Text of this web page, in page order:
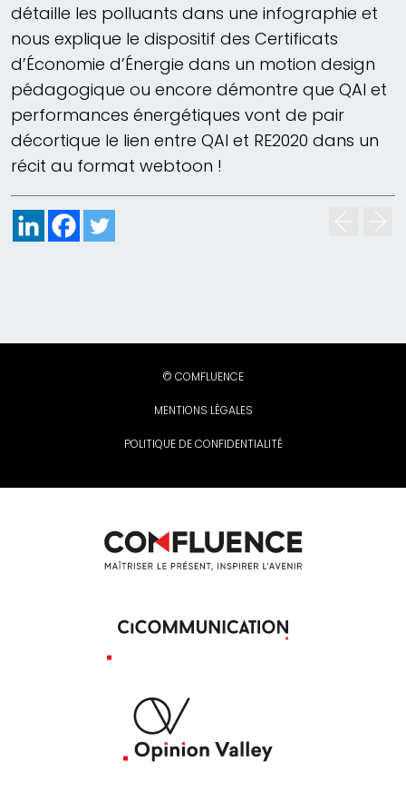
détaille les polluants dans une infographie et
nous explique le dispositif des Certificats
d’Économie d’Énergie dans un motion design
pédagogique ou encore démontre que QAI et
performances énergétiques vont de pair
décortique le lien entre QAI et RE2020 dans un
récit au format webtoon !
© COMFLUENCE
MENTIONS LÉGALES
POLITIQUE DE CONFIDENTIALITÉ